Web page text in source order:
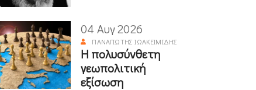
04 Αυγ 2026
ΠΑΝΑΓΙΏΤΗΣ ΙΩΑΚΕΙΜΊΔΗΣ
Η πολυσύνθετη
γεωπολιτική
εξίσωση